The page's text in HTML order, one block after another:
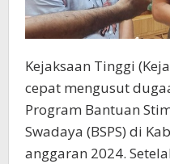
Kejaksaan Tinggi
cepat mengusut
Program Bantuan
Swadaya (BSPS) di
anggaran 2024.